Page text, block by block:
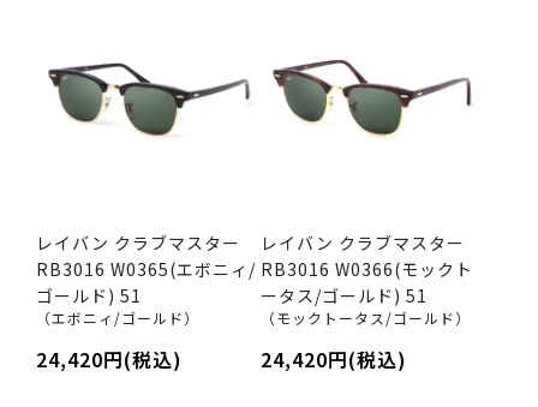
レイバン クラブマスター
RB3016 W0365(エボニィ/
ゴールド) 51
（エボニィ/ゴールド）
24,420円(税込)
レイバン クラブマスター
RB3016 W0366(モックト
ータス/ゴールド) 51
（モックトータス/ゴールド）
24,420円(税込)